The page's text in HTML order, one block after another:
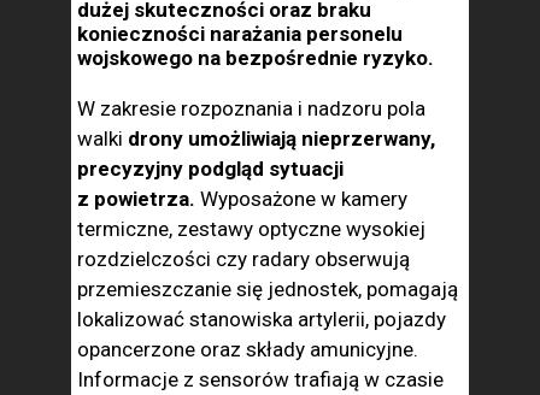
dużej skuteczności oraz braku
konieczności narażania personelu
wojskowego na bezpośrednie ryzyko.
W zakresie rozpoznania i nadzoru pola
walki drony umożliwiają nieprzerwany,
precyzyjny podgląd sytuacji
z powietrza. Wyposażone w kamery
termiczne, zestawy optyczne wysokiej
rozdzielczości czy radary obserwują
przemieszczanie się jednostek, pomagają
lokalizować stanowiska artylerii, pojazdy
opancerzone oraz składy amunicyjne.
Informacje z sensorów trafiają w czasie